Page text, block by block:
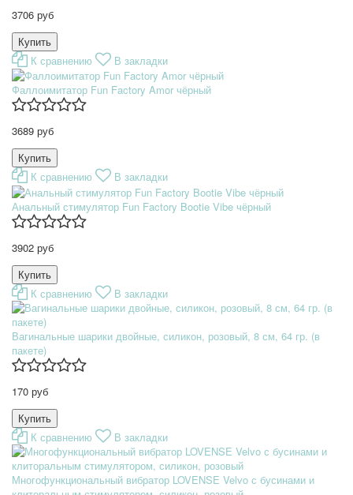
3706 руб
К сравнению
В закладки
Фаллоимитатор Fun Factory Amor чёрный
3689 руб
К сравнению
В закладки
Анальный стимулятор Fun Factory Bootie Vibe чёрный
3902 руб
К сравнению В закладки
Вагинальные шарики двойные, силикон, розовый, 8 см, 64 гр. (в
пакете)
170 руб
К сравнению В закладки
Многофункциональный вибратор LOVENSE Velvo с бусинами и